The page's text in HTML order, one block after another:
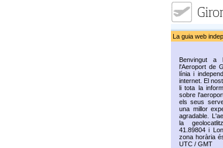
La guia web
Benvingut a
l'Aeroport de
línia i
internet. El
li tota la
sobre
els seus
una millor
agradable.
la
41.89804 i
zona horària
UTC / GMT